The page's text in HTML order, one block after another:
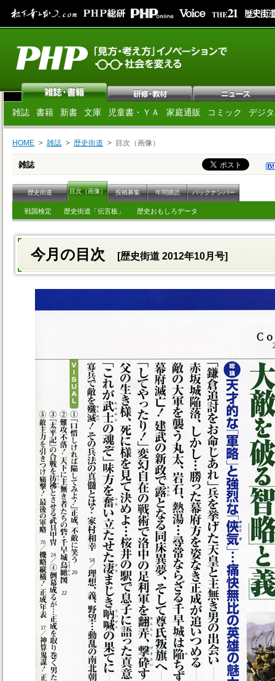
雑誌 書籍 新書 文庫 児童書・ＹＡ 家庭通販 コミック デジ
HOME 雑誌 歴史街道 目次（画像）
雑誌
歴史街道 目次（画像） 投稿募集 年間購読 バックナンバー
戦国検定 歴史街道「伝言板」 歴史おもしろデータ
今月の目次 [歴史街道 2012年10月号]